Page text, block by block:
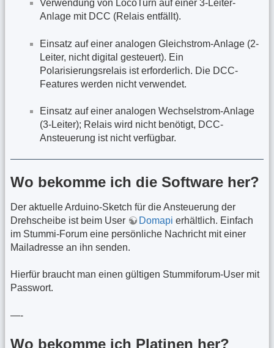
Verwendung von LocoTurn auf einer 3-Leiter-
Anlage mit DCC (Relais entfällt).
Einsatz auf einer analogen Gleichstrom-Anlage (2-
Leiter, nicht digital gesteuert). Ein
Polarisierungsrelais ist erforderlich. Die DCC-
Features werden nicht verwendet.
Einsatz auf einer analogen Wechselstrom-Anlage
(3-Leiter); Relais wird nicht benötigt, DCC-
Ansteuerung ist nicht verfügbar.
Wo bekomme ich die Software her?
Der aktuelle Arduino-Sketch für die Ansteuerung der
Drehscheibe ist beim User
Domapi erhältlich. Einfach
im Stummi-Forum eine persönliche Nachricht mit einer
Mailadresse an ihn senden.
Hierfür braucht man einen gültigen Stummiforum-User mit
Passwort.
—-
Wo bekomme ich Platinen her?